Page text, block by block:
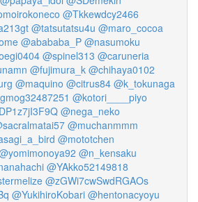
@Tkkewdcy2466
@tatsutatsu4u @maro_cocoa
@abababa_P @nasumoku
@spinel313 @caruneria
@fujimura_k @chihaya0102
@maquino @citrus84 @k_tokunaga
@kotori____piyo
@nega_neko
@muchanmmm
@mototchen
@n_kensaku
@YAkko52149818
@zGWi7cwSwdRGAOs
@YukihiroKobari @hentonacyoyu